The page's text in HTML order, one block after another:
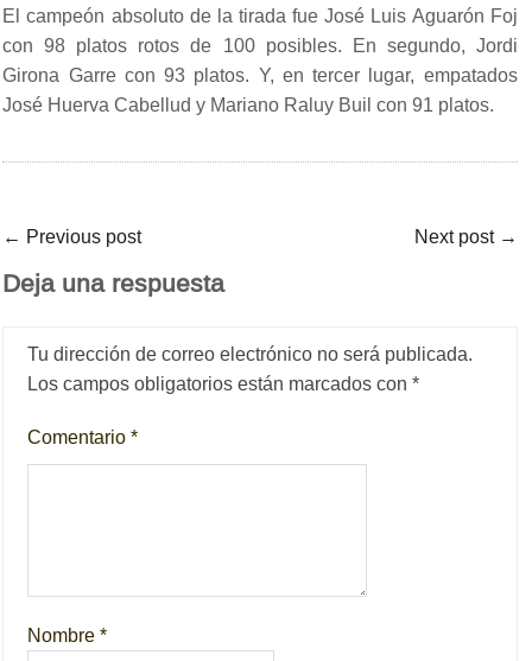
El campeón absoluto de la tirada fue José Luis Aguarón Foj
con 98 platos rotos de 100 posibles. En segundo, Jordi
Girona Garre con 93 platos. Y, en tercer lugar, empatados
José Huerva Cabellud y Mariano Raluy Buil con 91 platos.
← Previous post Next post →
Deja una respuesta
Tu dirección de correo electrónico no será publicada.
Los campos obligatorios están marcados con*
Comentario*
Nombre*